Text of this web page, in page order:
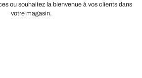
ou souhaitez la bienvenue à vos clients dans
votre magasin.